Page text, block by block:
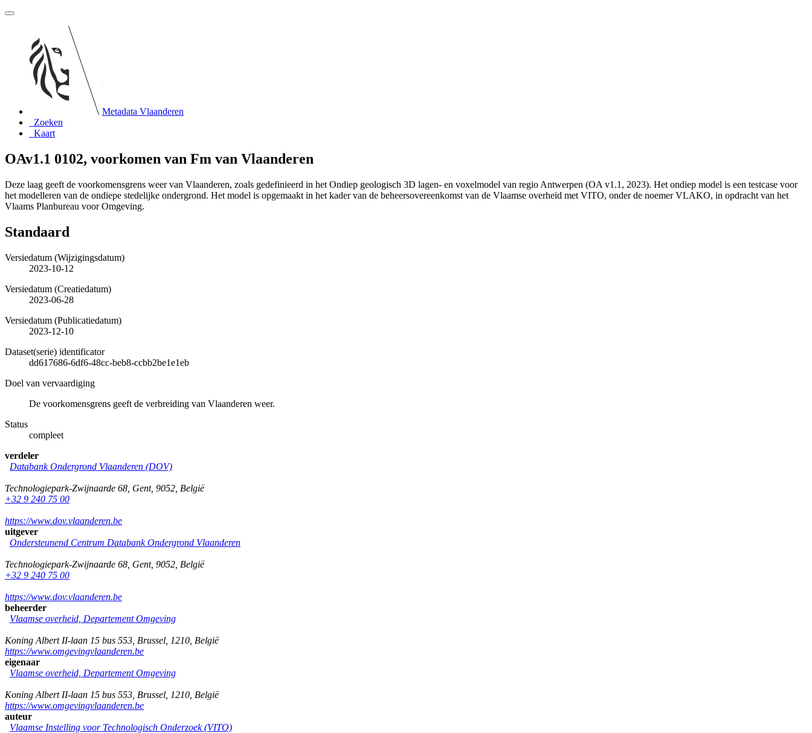
Metadata Vlaanderen
Zoeken
Kaart
OAv1.1 0102, voorkomen van Fm van Vlaanderen
Deze laag geeft de voorkomensgrens weer van Vlaanderen, zoals gedefinieerd in het Ondiep geologisch 3D lagen- en voxelmodel van regio Antwerpen (OA v1.1, 2023). Het ondiep model is een testcase voor
het modelleren van de ondiepe stedelijke ondergrond. Het model is opgemaakt in het kader van de beheersovereenkomst van de Vlaamse overheid met VITO, onder de noemer VLAKO, in opdracht van het
Vlaams Planbureau voor Omgeving.
Standaard
Versiedatum (Wijzigingsdatum)
2023-10-12
Versiedatum (Creatiedatum)
2023-06-28
Versiedatum (Publicatiedatum)
2023-12-10
Dataset(serie) identificator
dd617686-6df6-48cc-beb8-ccbb2be1e1eb
Doel van vervaardiging
De voorkomensgrens geeft de verbreiding van Vlaanderen weer.
Status
compleet
verdeler
Databank Ondergrond Vlaanderen (DOV)
Technologiepark-Zwijnaarde 68 Gent, 9052 België
+32 9 240 75 00
https://www.dov.vlaanderen.be
uitgever
Ondersteunend Centrum Databank Ondergrond Vlaanderen
Technologiepark-Zwijnaarde 68 Gent, 9052 België
+32 9 240 75 00
https://www.dov.vlaanderen.be
beheerder
Vlaamse overheid, Departement Omgeving
Koning Albert II-laan 15 bus 553 Brussel 1210 België
https://www.omgevingvlaanderen.be
eigenaar
Vlaamse overheid, Departement Omgeving
Koning Albert II-laan 15 bus 553 Brussel 1210 België
https://www.omgevingvlaanderen.be
auteur
Vlaamse Instelling voor Technologisch Onderzoek (VITO)